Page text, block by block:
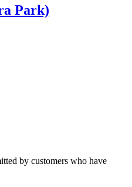
Park)
by customers who have